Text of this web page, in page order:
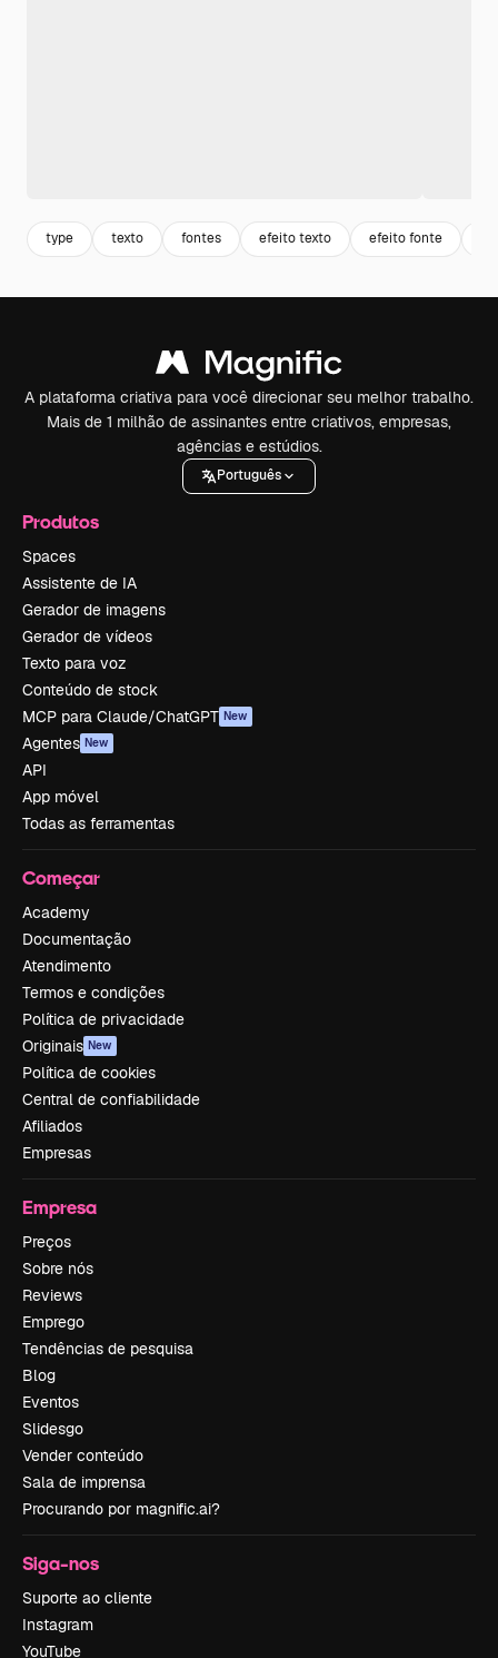
type texto fontes efeito texto efeito fonte
A plataforma criativa para você direcionar seu melhor trabalho.
Mais de 1 milhão de assinantes entre criativos, empresas,
agências e estúdios.
Português
Produtos
Spaces
Assistente de IA
Gerador de imagens
Gerador de vídeos
Texto para voz
Conteúdo de stock
MCP para Claude/ChatGPT New
Agentes New
API
App móvel
Todas as ferramentas
Começar
Academy
Documentação
Atendimento
Termos e condições
Política de privacidade
Originais New
Política de cookies
Central de confiabilidade
Afiliados
Empresas
Empresa
Preços
Sobre nós
Reviews
Emprego
Tendências de pesquisa
Blog
Eventos
Slidesgo
Vender conteúdo
Sala de imprensa
Procurando por magnific.ai?
Siga-nos
Suporte ao cliente
Instagram
YouTube